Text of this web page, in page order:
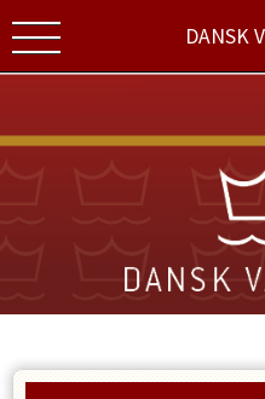
DANSK